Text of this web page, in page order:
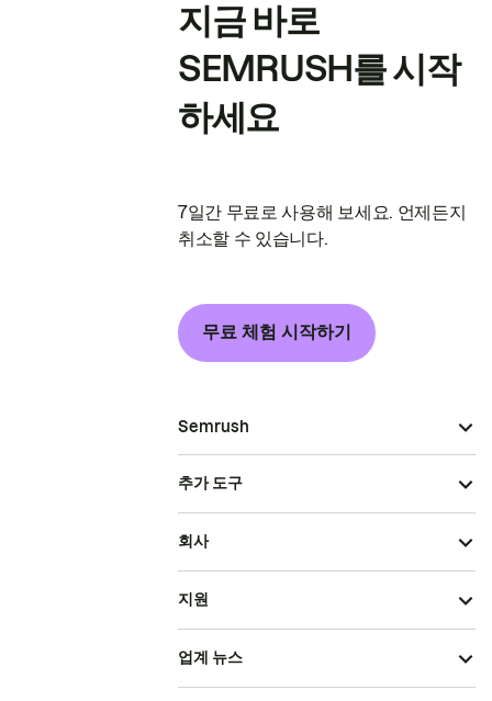
지금 바로
SEMRUSH를 시작
하세요
7일간 무료로 사용해 보세요. 언제든지
취소할 수 있습니다.
무료 체험 시작하기
Semrush
추가 도구
회사
지원
업계 뉴스